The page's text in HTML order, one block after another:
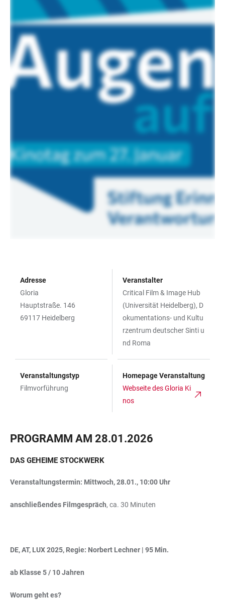
Adresse
Gloria
Hauptstraße. 146
69117 Heidelberg
Veranstalter
Critical Film & Image Hub
(Universität Heidelberg), D
okumentations- und Kultu
rzentrum deutscher Sinti u
nd Roma
Veranstaltungstyp
Filmvorführung
Homepage Veranstaltung
Webseite des Gloria Ki
nos
PROGRAMM AM 28.01.2026
DAS GEHEIME STOCKWERK
Veranstaltungstermin: Mittwoch, 28.01., 10:00 Uhr
anschließendes Filmgespräch, ca. 30 Minuten
DE, AT, LUX 2025, Regie: Norbert Lechner | 95 Min.
ab Klasse 5 / 10 Jahren
Worum geht es?